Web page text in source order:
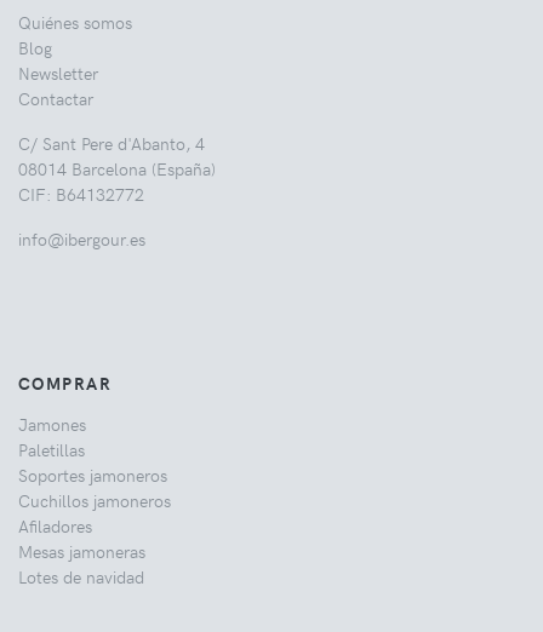
Quiénes somos
Blog
Newsletter
Contactar
C/ Sant Pere d'Abanto, 4
08014 Barcelona (España)
CIF: B64132772
info@ibergour.es
COMPRAR
Jamones
Paletillas
Soportes jamoneros
Cuchillos jamoneros
Afiladores
Mesas jamoneras
Lotes de navidad